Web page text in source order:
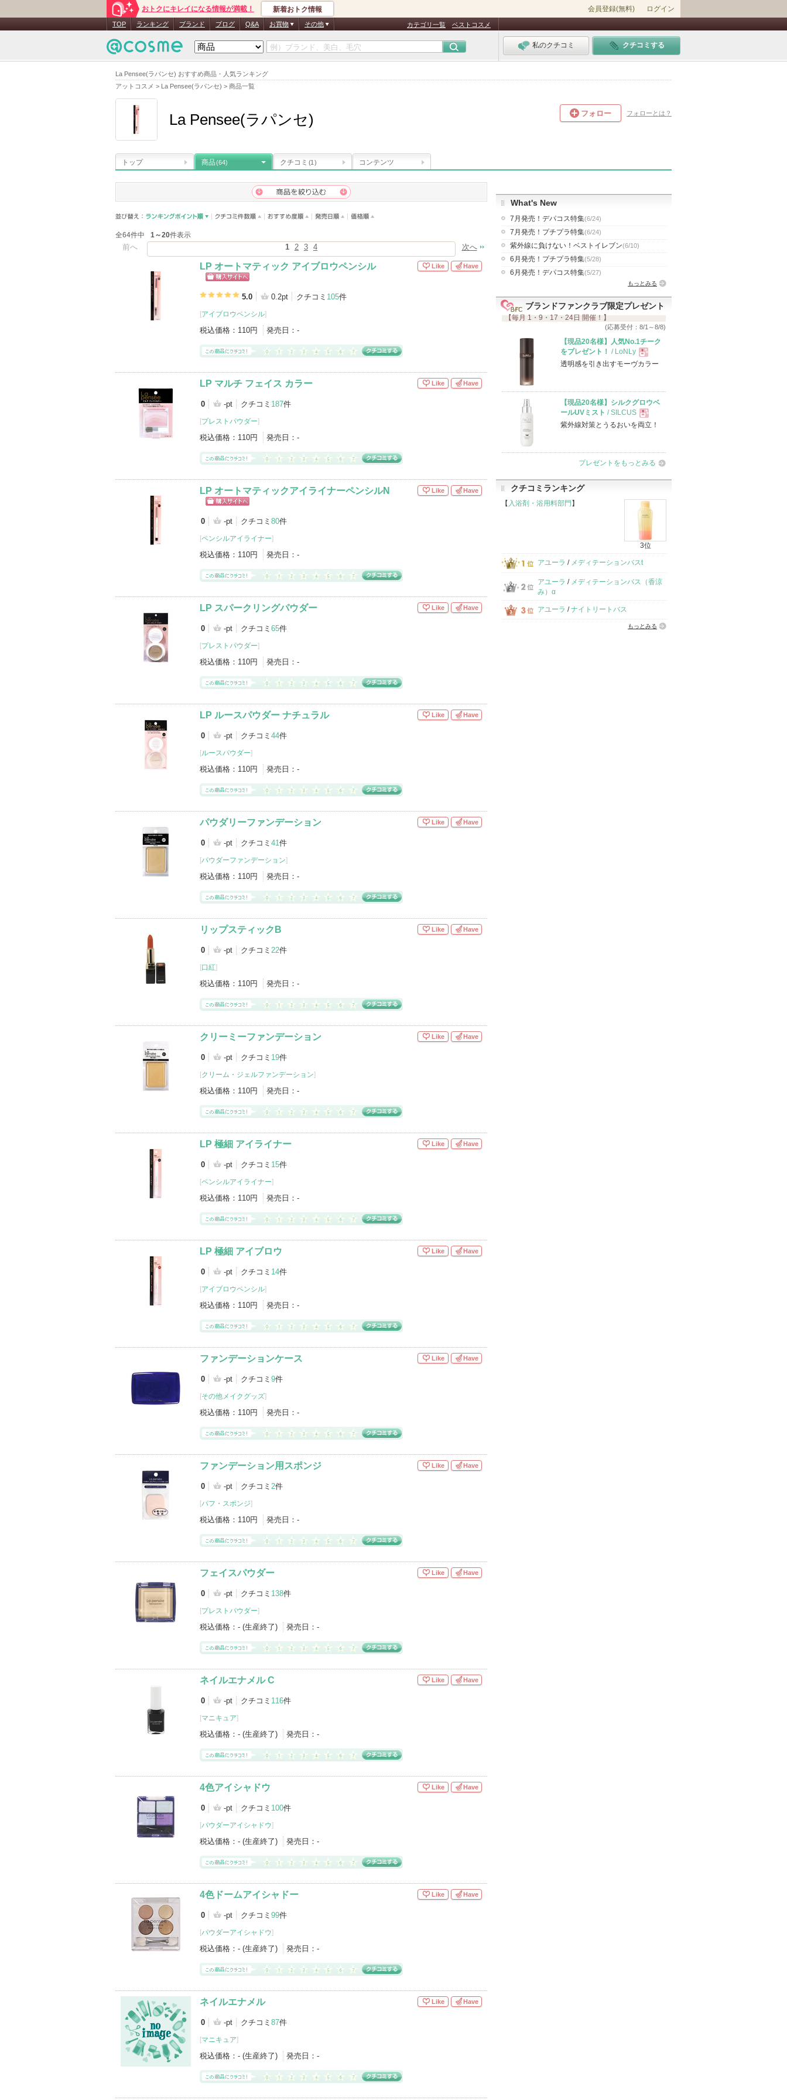
La Pensee(ラパンセ) おすすめ商品・人気ランキング
アットコスメ > La Pensee(ラパンセ) > 商品一覧
おトクにキレイになる情報が満載！ 新着おトク情報 会員登録(無料) ログイン
TOP ランキング ブランド ブログ Q&A お買物 その他 カテゴリ一覧 ベストコスメ
私のクチコミ クチコミする
La Pensee(ラパンセ) フォロー フォローとは？
トップ 商品(64) クチコミ (1) コンテンツ
全64件中 1～20件表示
前へ 1 2 3 4 次へ
LP オートマティック アイブロウペンシル
グサイトへ5.0 0.2pt クチコミ 105件
[アイブロウペンシル]
税込価格： 110円 発売日： -
Like Have
LP マルチ フェイス カラー
0 -pt クチコミ 187件
[プレストパウダー]
税込価格： 110円 発売日： -
Like Have
LP オートマティックアイライナーペンシルN
グサイトへ
0 -pt クチコミ 80件
[ペンシルアイライナー]
税込価格： 110円 発売日： -
Like Have
LP スパークリングパウダー
0 -pt クチコミ 65件
[プレストパウダー]
税込価格： 110円 発売日： -
Like Have
LP ルースパウダー ナチュラル
0 -pt クチコミ 44件
[ルースパウダー]
税込価格： 110円 発売日： -
Like Have
パウダリーファンデーション
0 -pt クチコミ 41件
[パウダーファンデーション]
税込価格： 110円 発売日： -
Like Have
リップスティックB
0 -pt クチコミ 22件
[口紅]
税込価格： 110円 発売日： -
Like Have
クリーミーファンデーション
0 -pt クチコミ 19件
[クリーム・ジェルファンデーション]
税込価格： 110円 発売日： -
Like Have
LP 極細 アイライナー
0 -pt クチコミ 15件
[ペンシルアイライナー]
税込価格： 110円 発売日： -
Like Have
LP 極細 アイブロウ
0 -pt クチコミ 14件
[アイブロウペンシル]
税込価格： 110円 発売日： -
Like Have
ファンデーションケース
0 -pt クチコミ 9件
[その他メイクグッズ]
税込価格： 110円 発売日： -
Like Have
ファンデーション用スポンジ
0 -pt クチコミ 2件
[パフ・スポンジ]
税込価格： 110円 発売日： -
Like Have
フェイスパウダー
0 -pt クチコミ 138件
[プレストパウダー]
税込価格： - (生産終了) 発売日： -
Like Have
ネイルエナメル C
0 -pt クチコミ 116件
[マニキュア]
税込価格： - (生産終了) 発売日： -
Like Have
4色アイシャドウ
0 -pt クチコミ 100件
[パウダーアイシャドウ]
税込価格： - (生産終了) 発売日： -
Like Have
4色ドームアイシャドー
0 -pt クチコミ 99件
[パウダーアイシャドウ]
税込価格： - (生産終了) 発売日： -
Like Have
ネイルエナメル
0 -pt クチコミ 87件
[マニキュア]
税込価格： - (生産終了) 発売日： -
Like Have
What's New
7月発売！デパコス特集(6/24)
7月発売！プチプラ特集(6/24)
紫外線に負けない！ベストイレブン(6/10)
6月発売！プチプラ特集(5/28)
6月発売！デパコス特集(5/27)
もっとみる
ブランドファンクラブ限定プレゼント
【毎月 1・9・17・24日 開催！】
(応募受付：8/1～8/8)
【現品20名様】人気No.1チーク
をプレゼント！
/ LoNLy
現
品
透明感を引き出すモーヴカラー
【現品20名様】シルクグロウベ
ールUVミスト / SILCUS
現
品
紫外線対策とうるおいを両立！
プレゼントをもっとみる
クチコミランキング
【 入浴剤・浴用料部門 】
3位
アユーラ / メディテーションバスt
アユーラ / メディテーションバス（香涼
み）α
アユーラ /ナイトリートバス
もっとみる